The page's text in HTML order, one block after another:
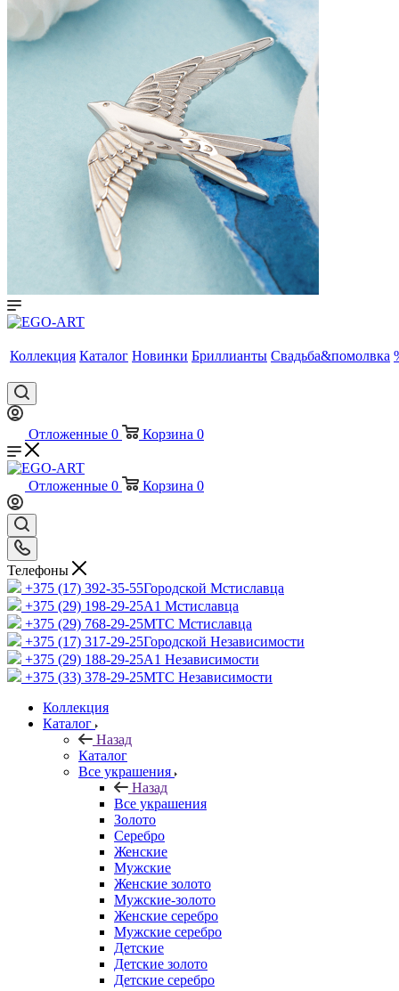
Коллекция Каталог Новинки Бриллианты Свадьба&помолвка
Отложенные 0 Корзина 0
Отложенные 0 Корзина 0
Телефоны
+375 (17) 392-35-55Городской Мстиславца
+375 (29) 198-29-25A1 Мстиславца
+375 (29) 768-29-25МТС Мстиславца
+375 (17) 317-29-25Городской Независимости
+375 (29) 188-29-25A1 Независимости
+375 (33) 378-29-25МТС Независимости
Коллекция
Каталог
Назад
Каталог
Все украшения
Назад
Все украшения
Золото
Серебро
Женские
Мужские
Женские золото
Мужские-золото
Женские серебро
Мужские серебро
Детские
Детские золото
Детские серебро